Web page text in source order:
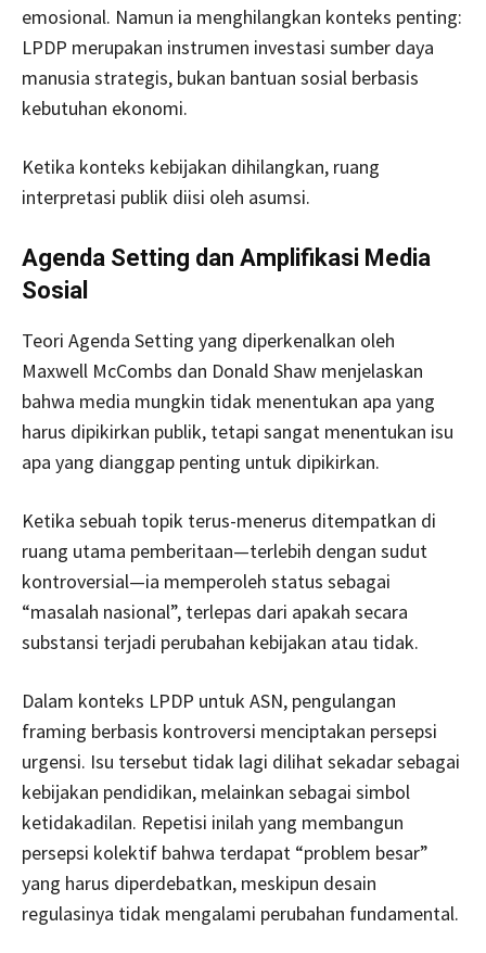
emosional. Namun ia menghilangkan konteks penting:
LPDP merupakan instrumen investasi sumber daya
manusia strategis, bukan bantuan sosial berbasis
kebutuhan ekonomi.
Ketika konteks kebijakan dihilangkan, ruang
interpretasi publik diisi oleh asumsi.
Agenda Setting dan Amplifikasi Media
Sosial
Teori Agenda Setting yang diperkenalkan oleh
Maxwell McCombs dan Donald Shaw menjelaskan
bahwa media mungkin tidak menentukan apa yang
harus dipikirkan publik, tetapi sangat menentukan isu
apa yang dianggap penting untuk dipikirkan.
Ketika sebuah topik terus-menerus ditempatkan di
ruang utama pemberitaan—terlebih dengan sudut
kontroversial—ia memperoleh status sebagai
“masalah nasional”, terlepas dari apakah secara
substansi terjadi perubahan kebijakan atau tidak.
Dalam konteks LPDP untuk ASN, pengulangan
framing berbasis kontroversi menciptakan persepsi
urgensi. Isu tersebut tidak lagi dilihat sekadar sebagai
kebijakan pendidikan, melainkan sebagai simbol
ketidakadilan. Repetisi inilah yang membangun
persepsi kolektif bahwa terdapat “problem besar”
yang harus diperdebatkan, meskipun desain
regulasinya tidak mengalami perubahan fundamental.